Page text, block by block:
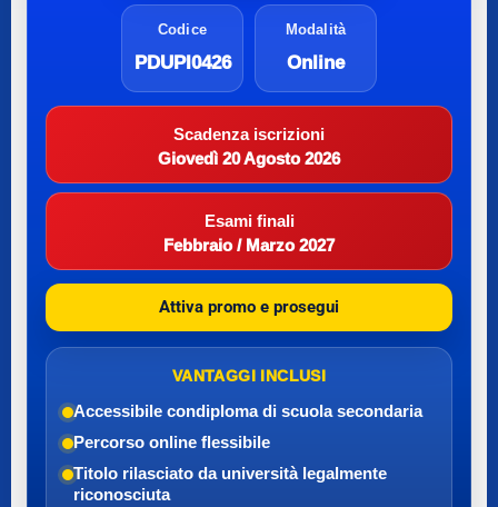
Codice
PDUPI0426
Modalità
Online
Scadenza iscrizioni
Giovedì 20 Agosto 2026
Esami finali
Febbraio / Marzo 2027
Attiva promo e prosegui
VANTAGGI INCLUSI
Accessibile condiploma di scuola secondaria
Percorso online flessibile
Titolo rilasciato da università legalmente
riconosciuta